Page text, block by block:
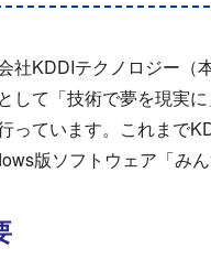
社KDDIテクノロジー（
して「技術で夢を現実
っています。これまで
版ソフトウェア「み